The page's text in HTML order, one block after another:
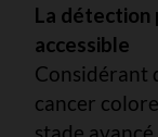
La détection
accessible
Considérant
cancer
stade